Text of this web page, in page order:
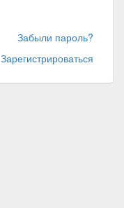
Забыли пароль?
Зарегистрироваться